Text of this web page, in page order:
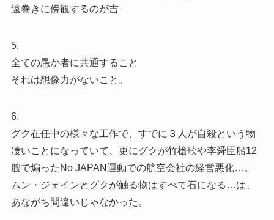
遠巻きに傍観するのが吉
5.
全ての愚か者に共通すること
それは想像力がないこと。
6.
グク在任中の様々な工作で、すでに３人が自殺という物
凄いことになっていて、更にグクが竹槍歌や李舜臣船12
艘で煽ったNo JAPAN運動での航空会社の経営悪化…。
ムン・ジェインとグクが触る物はすべて石になる…は、
あながち間違いじゃなかった。